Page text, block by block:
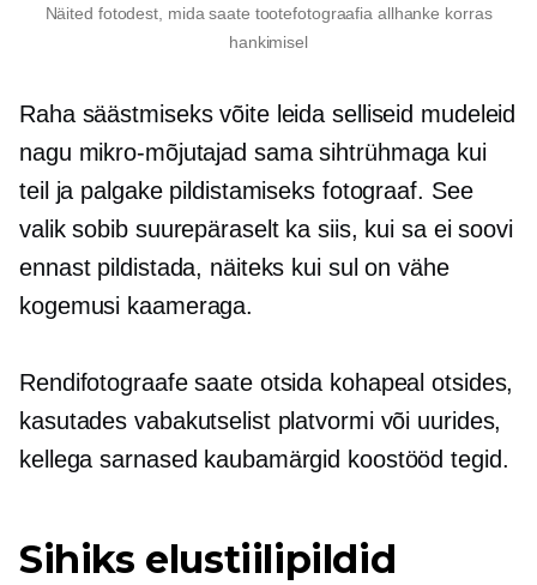
Näited fotodest, mida saate tootefotograafia allhanke korras
hankimisel
Raha säästmiseks võite leida selliseid mudeleid
nagu mikro-mõjutajad sama sihtrühmaga kui
teil ja palgake pildistamiseks fotograaf. See
valik sobib suurepäraselt ka siis, kui sa ei soovi
ennast pildistada, näiteks kui sul on vähe
kogemusi kaameraga.
Rendifotograafe saate otsida kohapeal otsides,
kasutades vabakutselist platvormi või uurides,
kellega sarnased kaubamärgid koostööd tegid.
Sihiks elustiilipildid